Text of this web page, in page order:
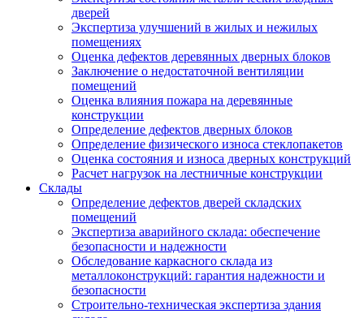
дверей
Экспертиза улучшений в жилых и нежилых
помещениях
Оценка дефектов деревянных дверных блоков
Заключение о недостаточной вентиляции
помещений
Оценка влияния пожара на деревянные
конструкции
Определение дефектов дверных блоков
Определение физического износа стеклопакетов
Оценка состояния и износа дверных конструкций
Расчет нагрузок на лестничные конструкции
Склады
Определение дефектов дверей складских
помещений
Экспертиза аварийного склада: обеспечение
безопасности и надежности
Обследование каркасного склада из
металлоконструкций: гарантия надежности и
безопасности
Строительно-техническая экспертиза здания